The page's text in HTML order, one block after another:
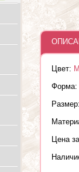
Цвет:
Форма:
Размер:
Цена